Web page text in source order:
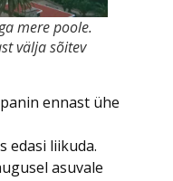
mere poole.
välja sõitev
ennast ühe
edasi liikuda.
asuvale